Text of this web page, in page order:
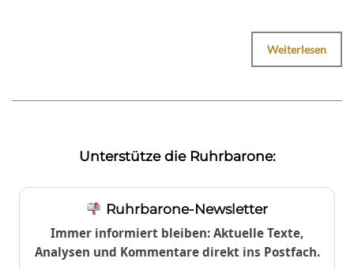
Weiterlesen
Unterstütze die Ruhrbarone:
Ruhrbarone-Newsletter
Immer informiert bleiben: Aktuelle Texte,
Analysen und Kommentare direkt ins Postfach.